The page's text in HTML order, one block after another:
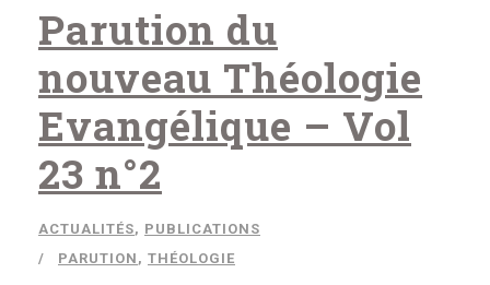
Parution du
nouveau Théologie
Evangélique – Vol
23 n°2
ACTUALITÉS, PUBLICATIONS
PARUTION , THÉOLOGIE